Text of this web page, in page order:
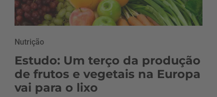
Nutrição
Estudo: Um terço da produção
de frutos e vegetais na Europa
vai para o lixo